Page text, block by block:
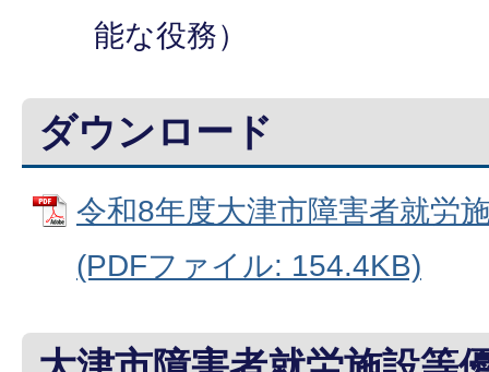
能な役務）
ダウンロード
令和8年度大津市障害者就労
(PDFファイル: 154.4KB)